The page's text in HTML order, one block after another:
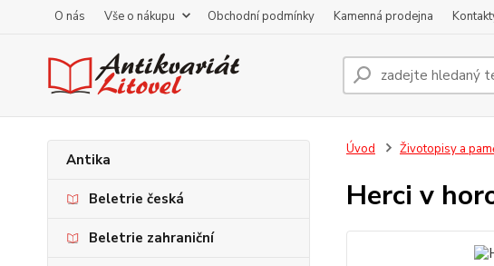
O nás Vše o nákupu Obchodní podmínky Kamenná prodejna
Antika
Beletrie česká
Beletrie zahraniční
Úvod Životopisy a
Herci v